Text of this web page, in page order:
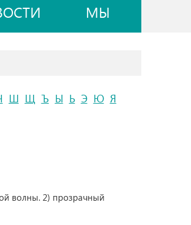
МЫ
Ш Щ Ъ Ы Ь Э Ю Я
волны. 2) прозрачный